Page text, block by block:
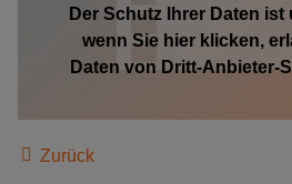
Der Schutz Ihrer Daten
wenn Sie hier klicken,
Daten von Dritt-Anbieter-
Zurück